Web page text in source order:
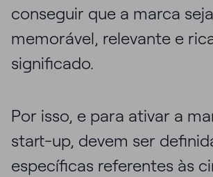
conseguir que a marca seja
memorável, relevante e
significado.
Por isso, e para ativar a
start-up, devem ser
específicas referentes às